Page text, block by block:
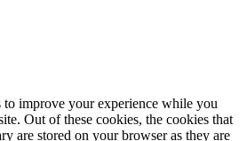
to improve your experience while you
Out of these cookies, the cookies that
are stored on your browser as they are